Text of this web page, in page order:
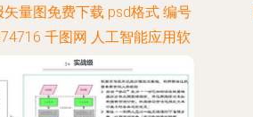
矢量图免费下载 psd格式 编号
千图网 人工智能应用软
件开发